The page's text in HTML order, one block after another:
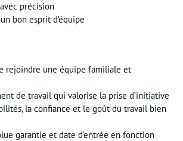
précision
bon esprit d’équipe
rejoindre une équipe familiale et
de travail qui valorise la prise d’initiative
la confiance et le goût du travail bien
garantie et date d’entrée en fonction